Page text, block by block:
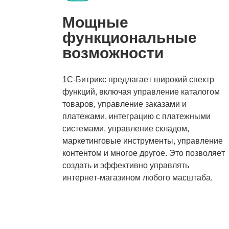
Мощные
функциональные
возможности
1С-Битрикс предлагает широкий спектр
функций, включая управление каталогом
товаров, управление заказами и
платежами, интеграцию с платежными
системами, управление складом,
маркетинговые инструменты, управление
контентом и многое другое. Это позволяет
создать и эффективно управлять
интернет-магазином любого масштаба.